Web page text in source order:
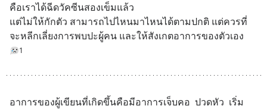
คือเราได้ฉีดวัคซีนสองเข็มแล้ว
แต่ไม่ให้กักตัว สามารถไปไหนมาไหนได้ตามปกติ แต่ควรที่
จะหลีกเลี่ยงการพบปะผู้คน และให้สังเกตอาการของตัวเอง
1
อาการของผู้เขียนที่เกิดขึ้นคือมีอาการเจ็บคอ  ปวดหัว  เริ่ม